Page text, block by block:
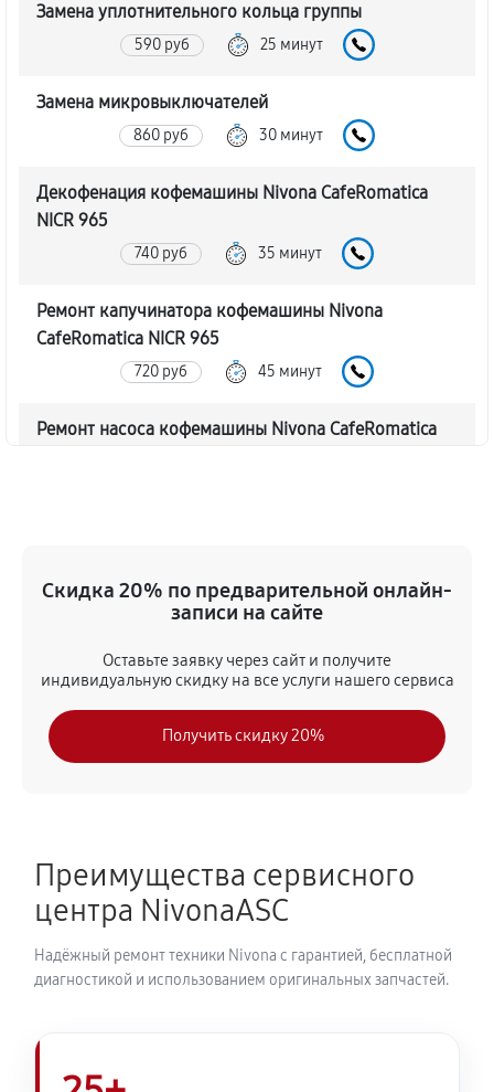
Замена уплотнительного кольца группы
590 руб 25 минут
Замена микровыключателей
860 руб 30 минут
Декофенация кофемашины Nivona CafeRomatica
NICR 965
740 руб 35 минут
Ремонт капучинатора кофемашины Nivona
CafeRomatica NICR 965
720 руб 45 минут
Ремонт насоса кофемашины Nivona CafeRomatica
620 руб 45 минут
Чистка от кофейных масел
Замена модуля управления
NICR 965
720 руб 40 минут
Ремонт гидросистемы кофемашины Nivona
CafeRomatica NICR 965
Ремонт кофемолки кофемашины Nivona
Скидка 20% по предварительной онлайн-
записи на сайте
Оставьте заявку через сайт и получите
индивидуальную скидку на все услуги нашего сервиса
Получить скидку 20%
Преимущества сервисного
центра NivonaASC
Надёжный ремонт техники Nivona с гарантией, бесплатной
диагностикой и использованием оригинальных запчастей.